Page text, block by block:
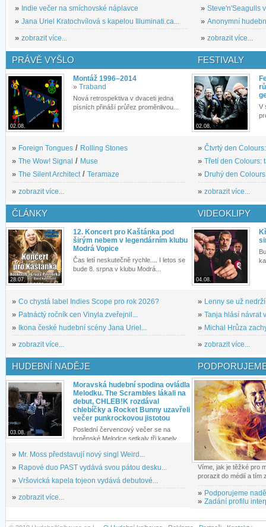
» Indie večer na smíchovské náplavce
» Jana Uriel Kratochvílová s kapelou Illuminati.ca...
» zobrazit více...
» Steve'n'Seagulls
» Anonymní
» zobrazit více...
PRÁVĚ VYŠLO
02.08.
Montáž 1996–2014
» Traband
Nová retrospektiva v dvaceti jedna
písních přináší průřez proměnlivou...
» Foreign Tongues / Rolling Stones
» The Wow! Signal / Muse
» The Silent Architect/ Teramaze
» zobrazit více...
FESTIVALY
02.08.
V
» Čtvrtý den
» Třetí den Colours:
» Druhý den
» zobrazit více...
ČLÁNKY
28.07.
12. Koncert pro Kaštánka pod
širým nebem v legendárním klubu
Modrá Vopice
Čas letí neskutečně rychle.... I letos se
bude 8. srpna v klubu Modrá...
» Co chystá label Indies Scope pro rok 2026?
» Patnáctý ročník cen Vinyla zveřejnil...
» Ikona české hudební scény Jana Uriel...
» zobrazit více...
VIDEOKLIPY
04.08.
» Lenny se už
» Tanja hlásí návrat
» Michal Hrůza
» zobrazit více...
HUDEBNÍ NADĚJE
03.08.
Moravská hudební spodina ovládla
Melodku. The Scrambles lákali na
debut, CHLEB!K rozdával
chlebíčky a Rocket Bunny uzavřeli
večer punkrockovou jistotou
Poslední červencový večer se na
brněnské Melodce setkaly tři kapely...
» Mr. Moss představují nový singl Weird...
» Rapové duo PAST vydává svou pátou desku...
» Vršovická kapela tojeon vydává debutové...
» zobrazit více...
Víme, jak je těžké pro
prorazit do médií a tím
» Podporujeme
» Zadání profilu